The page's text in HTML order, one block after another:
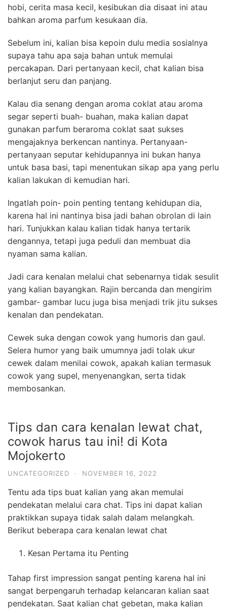
hobi, cerita masa kecil, kesibukan dia disaat ini atau
bahkan aroma parfum kesukaan dia.
Sebelum ini, kalian bisa kepoin dulu media sosialnya
supaya tahu apa saja bahan untuk memulai
percakapan. Dari pertanyaan kecil, chat kalian bisa
berlanjut seru dan panjang.
Kalau dia senang dengan aroma coklat atau aroma
segar seperti buah- buahan, maka kalian dapat
gunakan parfum beraroma coklat saat sukses
mengajaknya berkencan nantinya. Pertanyaan-
pertanyaan seputar kehidupannya ini bukan hanya
untuk basa basi, tapi menentukan sikap apa yang perlu
kalian lakukan di kemudian hari.
Ingatlah poin- poin penting tentang kehidupan dia,
karena hal ini nantinya bisa jadi bahan obrolan di lain
hari. Tunjukkan kalau kalian tidak hanya tertarik
dengannya, tetapi juga peduli dan membuat dia
nyaman sama kalian.
Jadi cara kenalan melalui chat sebenarnya tidak sesulit
yang kalian bayangkan. Rajin bercanda dan mengirim
gambar- gambar lucu juga bisa menjadi trik jitu sukses
kenalan dan pendekatan.
Cewek suka dengan cowok yang humoris dan gaul.
Selera humor yang baik umumnya jadi tolak ukur
cewek dalam menilai cowok, apakah kalian termasuk
cowok yang supel, menyenangkan, serta tidak
membosankan.
Tips dan cara kenalan lewat chat,
cowok harus tau ini! di Kota
Mojokerto
UNCATEGORIZED · NOVEMBER 16, 2022
Tentu ada tips buat kalian yang akan memulai
pendekatan melalui cara chat. Tips ini dapat kalian
praktikkan supaya tidak salah dalam melangkah.
Berikut beberapa cara kenalan lewat chat
Kesan Pertama itu Penting
Tahap first impression sangat penting karena hal ini
sangat berpengaruh terhadap kelancaran kalian saat
pendekatan. Saat kalian chat gebetan, maka kalian